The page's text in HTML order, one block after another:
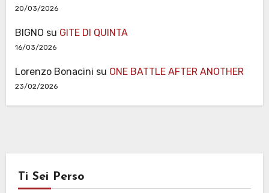
20/03/2026
BIGNO su GITE DI QUINTA
16/03/2026
Lorenzo Bonacini su ONE BATTLE AFTER ANOTHER
23/02/2026
Ti Sei Perso